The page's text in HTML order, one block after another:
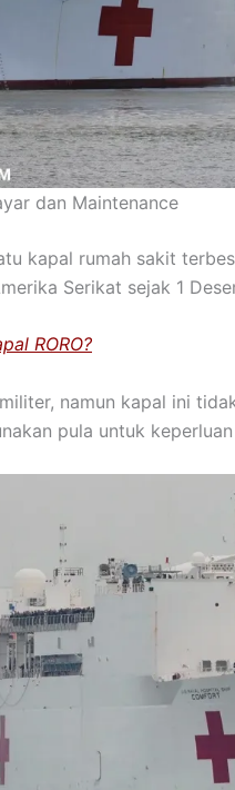
dan Maintenance
kapal rumah sakit
Serikat sejak 1
RORO?
namun kapal ini
pula untuk